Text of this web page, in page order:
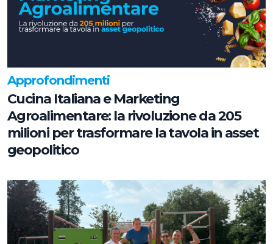
Approfondimenti
Cucina Italiana e Marketing
Agroalimentare: la rivoluzione da 205
milioni per trasformare la tavola in asset
geopolitico